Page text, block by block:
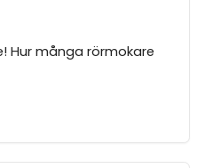
Hur många rörmokare